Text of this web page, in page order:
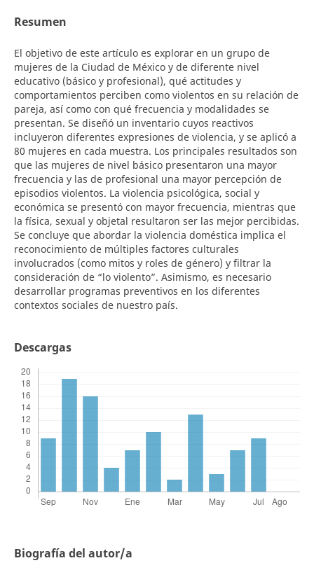
Resumen
El objetivo de este artículo es explorar en un grupo de
mujeres de la Ciudad de México y de diferente nivel
educativo (básico y profesional), qué actitudes y
comportamientos perciben como violentos en su relación de
pareja, así como con qué frecuencia y modalidades se
presentan. Se diseñó un inventario cuyos reactivos
incluyeron diferentes expresiones de violencia, y se aplicó a
80 mujeres en cada muestra. Los principales resultados son
que las mujeres de nivel básico presentaron una mayor
frecuencia y las de profesional una mayor percepción de
episodios violentos. La violencia psicológica, social y
económica se presentó con mayor frecuencia, mientras que
la física, sexual y objetal resultaron ser las mejor percibidas.
Se concluye que abordar la violencia doméstica implica el
reconocimiento de múltiples factores culturales
involucrados (como mitos y roles de género) y filtrar la
consideración de “lo violento”. Asimismo, es necesario
desarrollar programas preventivos en los diferentes
contextos sociales de nuestro país.
Descargas
Biografía del autor/a